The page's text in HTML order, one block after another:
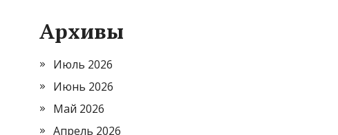
Архивы
Июль 2026
Июнь 2026
Май 2026
Апрель 2026